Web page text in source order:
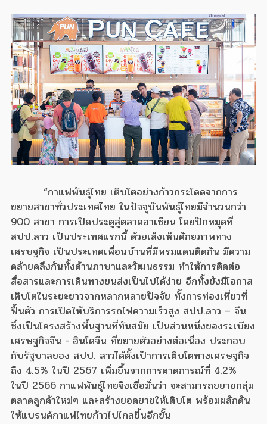
“กาแฟพันธุ์ไทย เติบโตอย่างก้าวกระโดดจากการ
ขยายสาขาทั่วประเทศไทย ในปัจจุบันพันธุ์ไทยมีจำนวนกว่า
900 สาขา การเปิดประตูสู่ตลาดอาเซียน โดยปักหมุดที่
สปป.ลาว เป็นประเทศแรกนี้ ด้วยเล็งเห็นศักยภาพทาง
เศรษฐกิจ เป็นประเทศเพื่อนบ้านที่มีพรมแดนติดกัน มีความ
คล้ายคลึงกันทั้งด้านภาษาและวัฒนธรรม ทำให้การติดต่อ
สื่อสารและการเดินทางขนส่งเป็นไปได้ง่าย อีกทั้งยังมีโอกาส
เติบโตในระยะยาวจากหลากหลายปัจจัย ทั้งการท่องเที่ยวที่
ฟื้นตัว การเปิดให้บริการรถไฟความเร็วสูง สปป.ลาว – จีน
ซึ่งเป็นโครงสร้างพื้นฐานที่ทันสมัย เป็นส่วนหนึ่งของระเบียง
เศรษฐกิจจีน - อินโดจีน ที่ขยายตัวอย่างต่อเนื่อง ประกอบ
กับรัฐบาลของ สปป. ลาวได้ตั้งเป้าการเติบโตทางเศรษฐกิจ
ถึง 4.5% ในปี 2567 เพิ่มขึ้นจากการคาดการณ์ที่ 4.2%
ในปี 2566 กาแฟพันธุ์ไทยจึงเชื่อมั่นว่า จะสามารถขยายกลุ่ม
ตลาดลูกค้าใหม่ๆ และสร้างยอดขายให้เติบโต พร้อมผลักดัน
ให้แบรนด์กาแฟไทยก้าวไปไกลขึ้นอีกขั้น